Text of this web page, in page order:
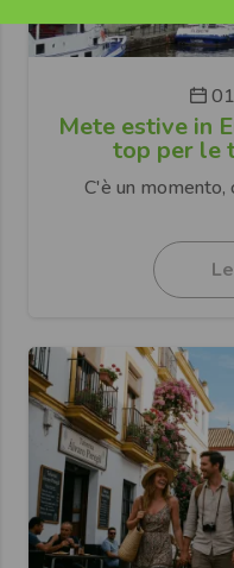
Mete estive in
top per le
C'è un momento,